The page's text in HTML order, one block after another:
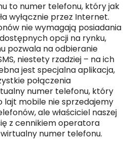
to numer telefonu, który jak
wyłącznie przez Internet.
nie wymagają posiadania
opcji na rynku,
pozwala na odbieranie
niestety rzadziej – na ich
jest specjalna aplikacja,
połączenia
numer telefonu, który
lajt mobile nie sprzedajemy
ale właściciel naszej
z cennikiem operatora
numer telefonu.